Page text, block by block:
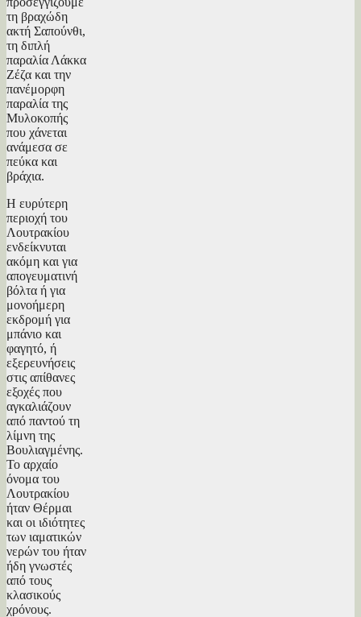
τη βραχώδη
ακτή Σαπούνθι,
τη διπλή
παραλία Λάκκα
Ζέζα και την
πανέμορφη
παραλία της
Μυλοκοπής
που χάνεται
ανάμεσα σε
πεύκα και
βράχια.
Η ευρύτερη
περιοχή του
Λουτρακίου
ενδείκνυται
ακόμη και για
απογευματινή
βόλτα ή για
μονοήμερη
εκδρομή για
μπάνιο και
φαγητό, ή
εξερευνήσεις
στις απίθανες
εξοχές που
αγκαλιάζουν
από παντού τη
λίμνη της
Βουλιαγμένης.
Το αρχαίο
όνομα του
Λουτρακίου
ήταν Θέρμαι
και οι ιδιότητες
των ιαματικών
νερών του ήταν
ήδη γνωστές
από τους
κλασικούς
χρόνους.